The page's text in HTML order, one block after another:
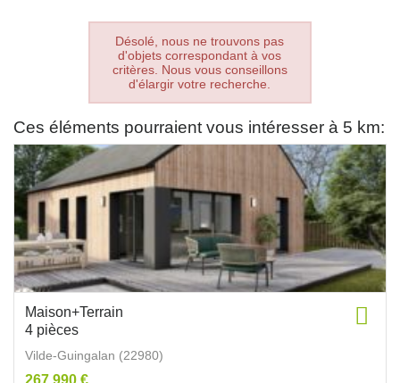
Désolé, nous ne trouvons pas
d'objets correspondant à vos
critères. Nous vous conseillons
d'élargir votre recherche.
Ces éléments pourraient vous intéresser à 5 km:
Maison+Terrain
4 pièces
Vilde-Guingalan (22980)
267 990 €